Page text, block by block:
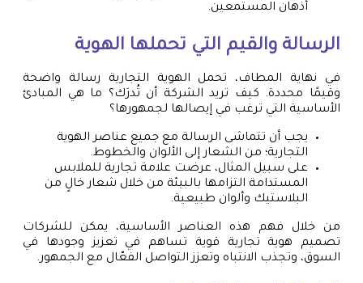
أذهان المستمعين.
الرسالة والقيم التي تحملها الهوية
في نهاية المطاف، تحمل الهوية التجارية رسالة واضحة
وقيمًا محددة. كيف تريد الشركة أن تُدرَك؟ ما هي المبادئ
الأساسية التي ترغب في إيصالها لجمهورها؟
يجب أن تتماشى الرسالة مع جميع عناصر الهوية
التجارية؛ من الشعار إلى الألوان والخطوط.
على سبيل المثال، عرضت علامة تجارية للملابس
المستدامة التزامها بالبيئة من خلال شعار خالٍ من
البلاستيك وألوان طبيعية.
من خلال فهم هذه العناصر الأساسية، يمكن للشركات
تصميم هوية تجارية قوية تساهم في تعزيز وجودها في
السوق، وتجذب الانتباه وتعزز التواصل الفعّال مع الجمهور.